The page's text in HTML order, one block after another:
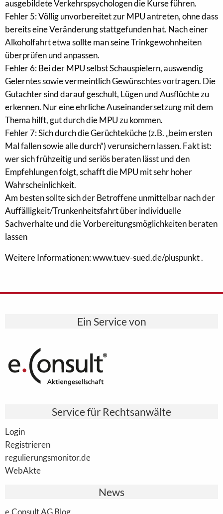
ausgebildete Verkehrspsychologen die Kurse führen.
Fehler 5: Völlig unvorbereitet zur MPU antreten, ohne dass
bereits eine Veränderung stattgefunden hat. Nach einer
Alkoholfahrt etwa sollte man seine Trinkgewohnheiten
überprüfen und anpassen.
Fehler 6: Bei der MPU selbst Schauspielern, auswendig
Gelerntes sowie vermeintlich Gewünschtes vortragen. Die
Gutachter sind darauf geschult, Lügen und Ausflüchte zu
erkennen. Nur eine ehrliche Auseinandersetzung mit dem
Thema hilft, gut durch die MPU zu kommen.
Fehler 7: Sich durch die Gerüchteküche (z.B. „beim ersten
Mal fallen sowie alle durch“) verunsichern lassen. Fakt ist:
wer sich frühzeitig und seriös beraten lässt und den
Empfehlungen folgt, schafft die MPU mit sehr hoher
Wahrscheinlichkeit.
Am besten sollte sich der Betroffene unmittelbar nach der
Auffälligkeit/Trunkenheitsfahrt über individuelle
Sachverhalte und die Vorbereitungsmöglichkeiten beraten
lassen
Weitere Informationen: www.tuev-sued.de/pluspunkt .
Ein Service von
Service für Rechtsanwälte
Login
Registrieren
regulierungsmonitor.de
WebAkte
News
e.Consult AG Blog